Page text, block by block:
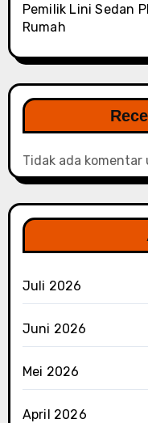
Pemilik Lini Sedan
Rumah
Tidak ada
Juli 2026
Juni 2026
Mei 2026
April 2026